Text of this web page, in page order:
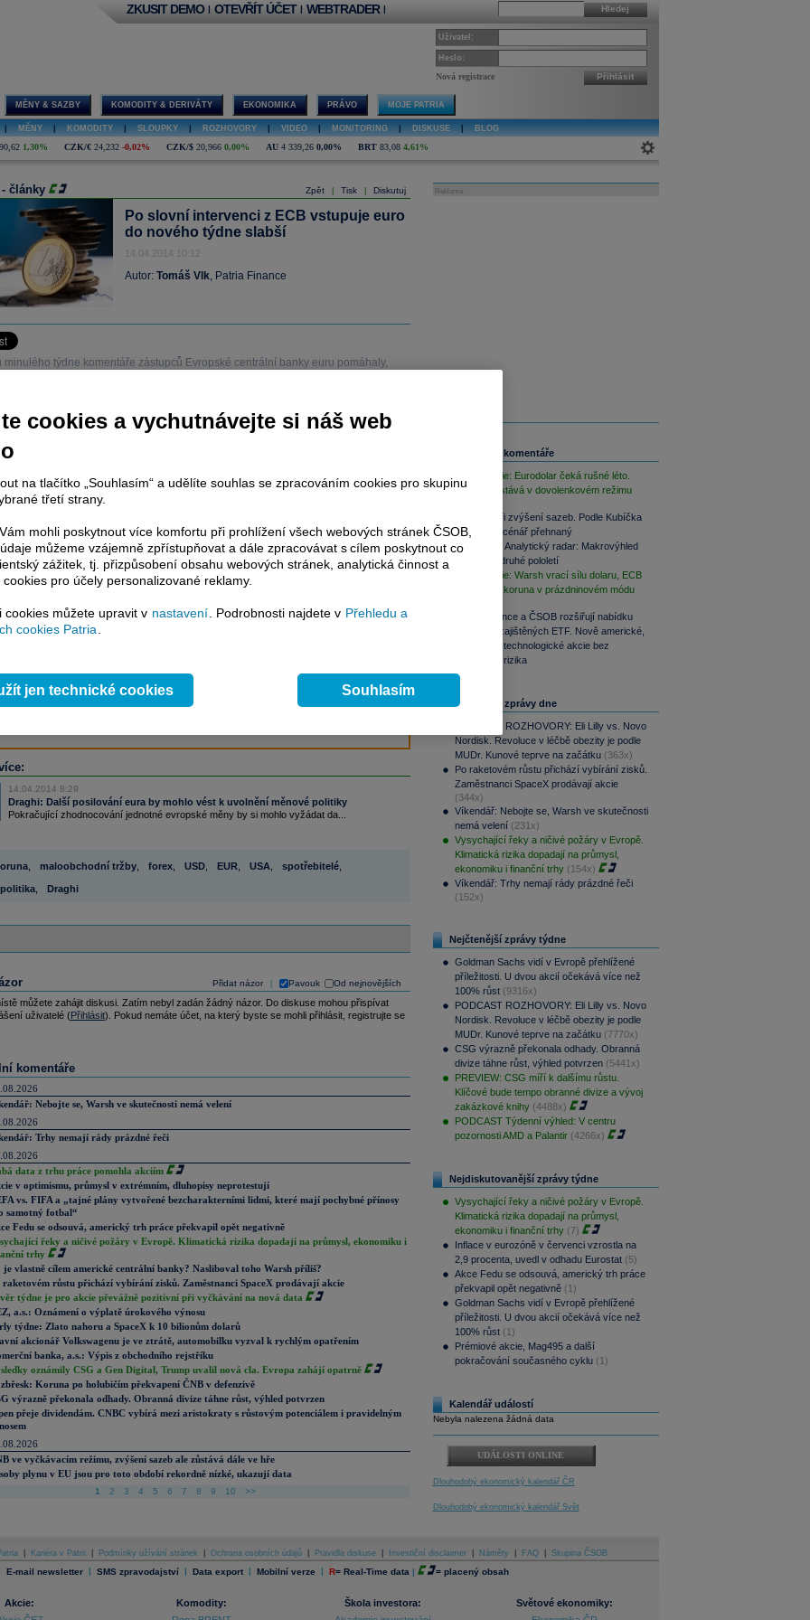
Hledej
ZKUSIT DEMO | OTEVŘÍT ÚČET | WEBTRADER |
Uživatel:
Heslo:
Nová registrace Přihlásit
MĚNY & SAZBY KOMODITY & DERIVÁTY EKONOMIKA PRÁVO MOJE PATRIA
MĚNY KOMODITY SLOUPKY ROZHOVORY VIDEO MONITORING DISKUSE BLOG
1,30% CZK/€ 24,232 -0,02% CZK/$ 20,966 0,00% AU 4 339,26 0,00% BRT 83,08 4,61%
Zpět Tisk Diskutuj
- články
Po slovní intervenci z ECB vstupuje euro
do nového týdne slabší
14.04.2014 10:12
Autor: Tomáš Vlk, Patria Finance
minulého týdne komentáře zástupců Evropské centrální banky euru pomáhaly,
článku je dostupné jen klientům placených služeb
služeb, potom je nutné sePřihlásit.
kekompletnímu zpravodajství
bez jakýchkoliv omezení. Veškeré
komentáře a horké zprávy jsou
terminálovou metodou (bez nutnosti obnovovat stránku) bez
a v plné verzi.
servis, rozsáhlédatabázečasových řad ke stažení,prognózy
avaluace, ekonomickéfundamenty více
14.04.2014 8:29
Draghi: Další posilování eura by mohlo vést k uvolnění měnové politiky
Pokračující zhodnocování jednotné evropské měny by si mohlo vyžádat da...
, maloobchodní tržby, forex, USD, EUR, USA spotřebitelé,
, Draghi
Přidat názor Pavouk Od nejnovějších
můžete zahájit diskusi. Zatím nebyl zadán žádný názor. Do diskuse mohou přispívat
uživatelé (Přihlásit). Pokud nemáte účet, na který byste se mohli přihlásit, registrujte se
komentáře
Nebojte se, Warsh ve skutečnosti nemá velení
Trhy nemají rády prázdné řeči
data z trhu práce pomohla akciím
v optimismu, průmysl v extrémním, dluhopisy neprotestují
vs. FIFA a „tajné plány vytvořené bezcharakterními lidmi, které mají pochybné přínosy
samotný fotbal“
Fedu se odsouvá, americký trh práce překvapil opět negativně
řeky a ničivé požáry v Evropě. Klimatická rizika dopadají na průmysl, ekonomiku i
trhy
je vlastně cílem americké centrální banky? Nasliboval toho Warsh příliš?
raketovém růstu přichází vybírání zisků. Zaměstnanci SpaceX prodávají akcie
týdne je pro akcie převážně pozitivní při vyčkávání na nová data
a.s.: Oznámení o výplatě úrokového výnosu
týdne: Zlato nahoru a SpaceX k 10 bilionům dolarů
akcionář Volkswagenu je ve ztrátě, automobilku vyzval k rychlým opatřením
banka, a.s.: Výpis z obchodního rejstříku
oznámily CSG a Gen Digital, Trump uvalil nová cla. Evropa zahájí opatrně
Koruna po holubičím překvapení ČNB v defenzivě
výrazně překonala odhady. Obranná divize táhne růst, výhled potvrzen
přeje dividendám. CNBC vybírá mezi aristokraty s růstovým potenciálem i pravidelným
ve vyčkávacím režimu, zvýšení sazeb ale zůstává dále ve hře
plynu v EU jsou pro toto období rekordně nízké, ukazují data
1 2 3 4 5 6 7 8 9 10 >>
Reklama
Související komentáře
FX Strategie: Eurodolar čeká rušné léto.
Koruna zůstává v dovolenkovém režimu
Trh čeká tři zvýšení sazeb. Podle Kubíčka
je takový scénář přehnaný
PODCAST Analytický radar: Makrovýhled
Patrie pro druhé pololetí
FX Strategie: Warsh vrací sílu dolaru, ECB
vyčkává a koruna v prázdninovém módu
Patria Finance a ČSOB rozšiřují nabídku
korunově zajištěných ETF. Nově americké,
evropské i technologické akcie bez
měnového rizika
Nejčtenější zprávy dne
PODCAST ROZHOVORY: Eli Lilly vs. Novo
Nordisk. Revoluce v léčbě obezity je podle
MUDr. Kunové teprve na začátku (363x)
Po raketovém růstu přichází vybírání zisků.
Zaměstnanci SpaceX prodávají akcie
(344x)
Víkendář: Nebojte se, Warsh ve skutečnosti
nemá velení (231x)
Vysychající řeky a ničivé požáry v Evropě.
Klimatická rizika dopadají na průmysl,
ekonomiku i finanční trhy (154x)
Víkendář: Trhy nemají rády prázdné řeči
(152x)
Nejčtenější zprávy týdne
Goldman Sachs vidí v Evropě přehlížené
příležitosti. U dvou akcií očekává více než
100% růst (9316x)
PODCAST ROZHOVORY: Eli Lilly vs. Novo
Nordisk. Revoluce v léčbě obezity je podle
MUDr. Kunové teprve na začátku (7770x)
CSG výrazně překonala odhady. Obranná
divize táhne růst, výhled potvrzen (5441x)
PREVIEW: CSG míří k dalšímu růstu.
Klíčové bude tempo obranné divize a vývoj
zakázkové knihy (4488x)
PODCAST Týdenní výhled: V centru
pozornosti AMD a Palantir (4266x)
Nejdiskutovanější zprávy týdne
Vysychající řeky a ničivé požáry v Evropě.
Klimatická rizika dopadají na průmysl,
ekonomiku i finanční trhy (7)
Inflace v eurozóně v červenci vzrostla na
2,9 procenta, uvedl v odhadu Eurostat (5)
Akce Fedu se odsouvá, americký trh práce
překvapil opět negativně (1)
Goldman Sachs vidí v Evropě přehlížené
příležitosti. U dvou akcií očekává více než
100% růst (1)
Prémiové akcie, Mag495 a další
pokračování současného cyklu (1)
Kalendář událostí
Nebyla nalezena žádná data
UDÁLOSTI ONLINE
Dlouhodobý ekonomický kalendář ČR
Dlouhodobý ekonomický kalendář Svět
Kariéra v Patrii Podmínky užívání stránek Ochrana osobních údajů Pravidla diskuse Investiční disclaimer Náměty FAQ Skupina ČSOB
E-mail newsletter | SMS zpravodajství | Data export | Mobilní verze | R= Real-Time data | = placený obsah
Akcie:
Komodity:
Škola investora:
Světové ekonomiky:
cookies a vychutnávejte si náš web
na tlačítko „Souhlasím“ a udělíte souhlas se zpracováním cookies pro skupinu
třetí strany.
mohli poskytnout více komfortu při prohlížení všech webových stránek ČSOB,
můžeme vzájemně zpřístupňovat a dále zpracovávat s cílem poskytnout co
zážitek, tj. přizpůsobení obsahu webových stránek, analytická činnost a
pro účely personalizované reklamy.
cookies můžete upravit v nastavení . Podrobnosti najdete v Přehledu a
cookies Patria
jen technické cookies Souhlasím